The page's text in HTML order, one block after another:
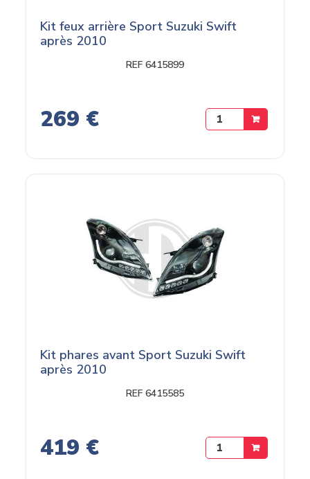
Kit feux arrière Sport Suzuki Swift
après 2010
REF 6415899
269 €
Kit phares avant Sport Suzuki Swift
après 2010
REF 6415585
419 €